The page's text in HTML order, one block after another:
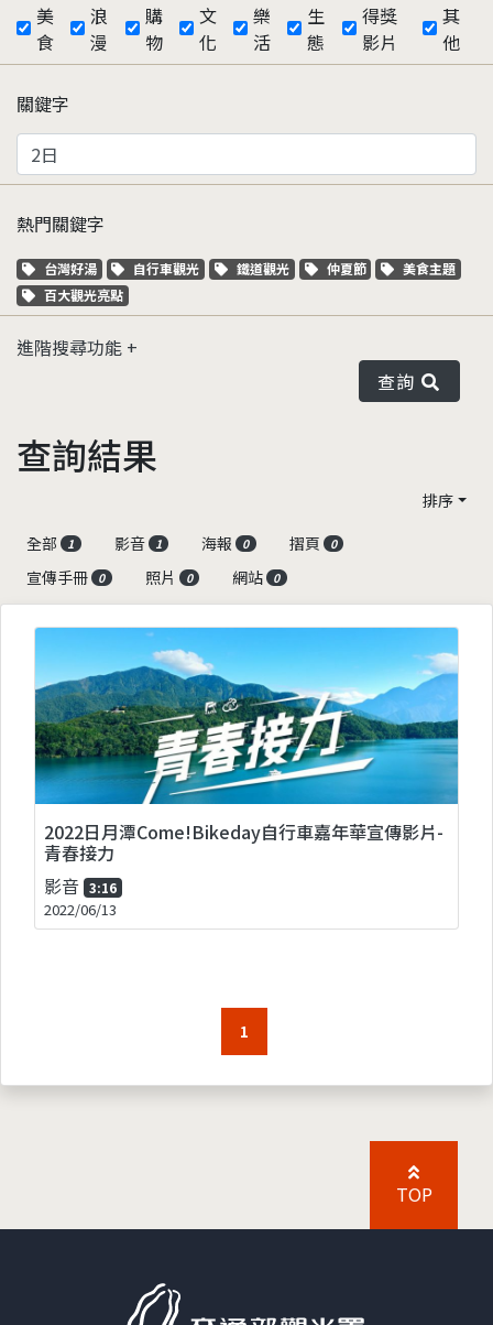
美
食
浪
漫
購
物
文
化
樂
活
生
態
得獎
影片
其
他
關鍵字
熱門關鍵字
關鍵字標籤
台灣好湯 關鍵字標籤
自行車觀光 關鍵字標籤
鐵道觀光 關鍵字標籤
仲夏節 關鍵字標籤
美食主題
關鍵字標籤
百大觀光亮點
進階搜尋功能
查詢
查詢結果
排序
全部
1 影音 1 海報 0 摺頁 0
宣傳手冊 0 照片 0 網站 0
2022日月潭Come!Bikeday自行車嘉年華宣傳影片-
青春接力
影音 3:16
2022/06/13
1
TOP